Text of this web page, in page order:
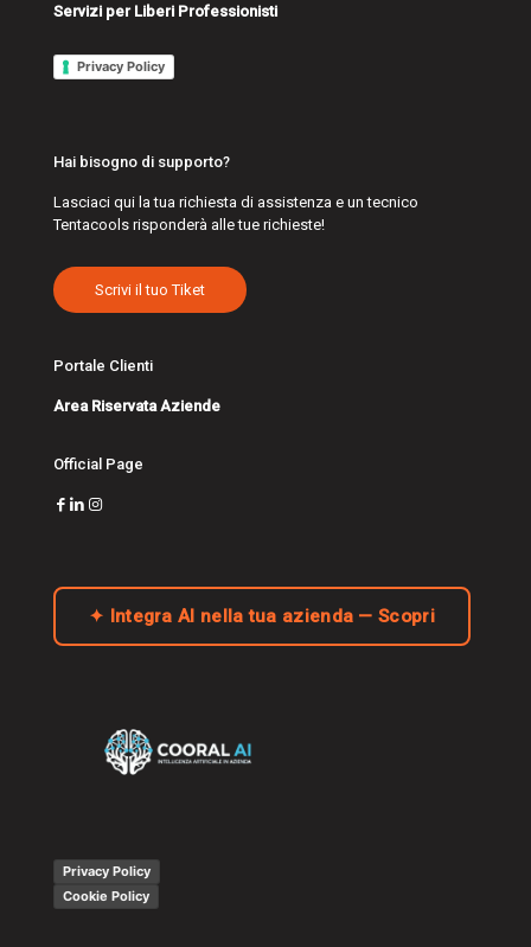
Servizi per Liberi Professionisti
Privacy Policy
Hai bisogno di supporto?
Lasciaci qui la tua richiesta di assistenza e un tecnico
Tentacools risponderà alle tue richieste!
Scrivi il tuo Tiket
Portale Clienti
Area Riservata Aziende
Official Page
✦ Integra AI nella tua azienda — Scopri
Privacy Policy
Cookie Policy